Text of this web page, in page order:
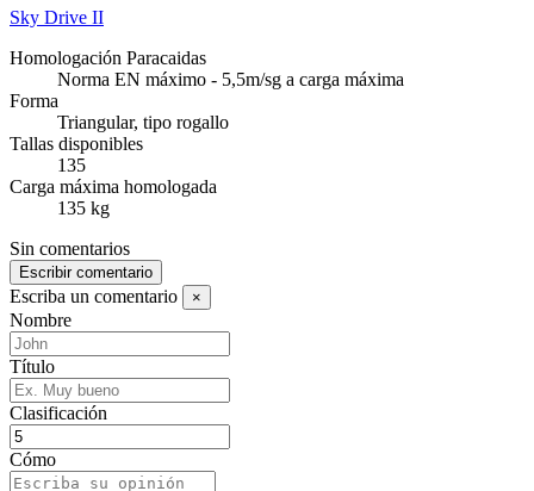
Sky Drive II
Homologación Paracaidas
Norma EN máximo - 5,5m/sg a carga máxima
Forma
Triangular, tipo rogallo
Tallas disponibles
135
Carga máxima homologada
135 kg
Sin comentarios
Escribir comentario
Escriba un comentario ×
Nombre
Título
Clasificación
Cómo